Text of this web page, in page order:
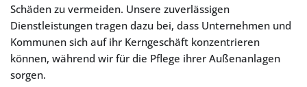
Schäden zu vermeiden. Unsere zuverlässigen
Dienstleistungen tragen dazu bei, dass Unternehmen und
Kommunen sich auf ihr Kerngeschäft konzentrieren
können, während wir für die Pflege ihrer Außenanlagen
sorgen.